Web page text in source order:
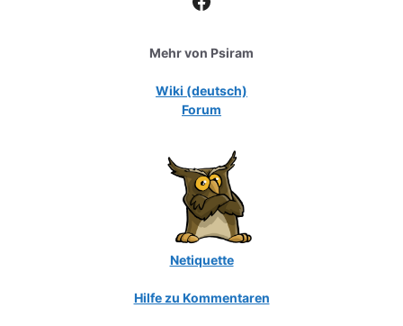
Mehr von Psiram
Wiki (deutsch)
Forum
Netiquette
Hilfe zu Kommentaren